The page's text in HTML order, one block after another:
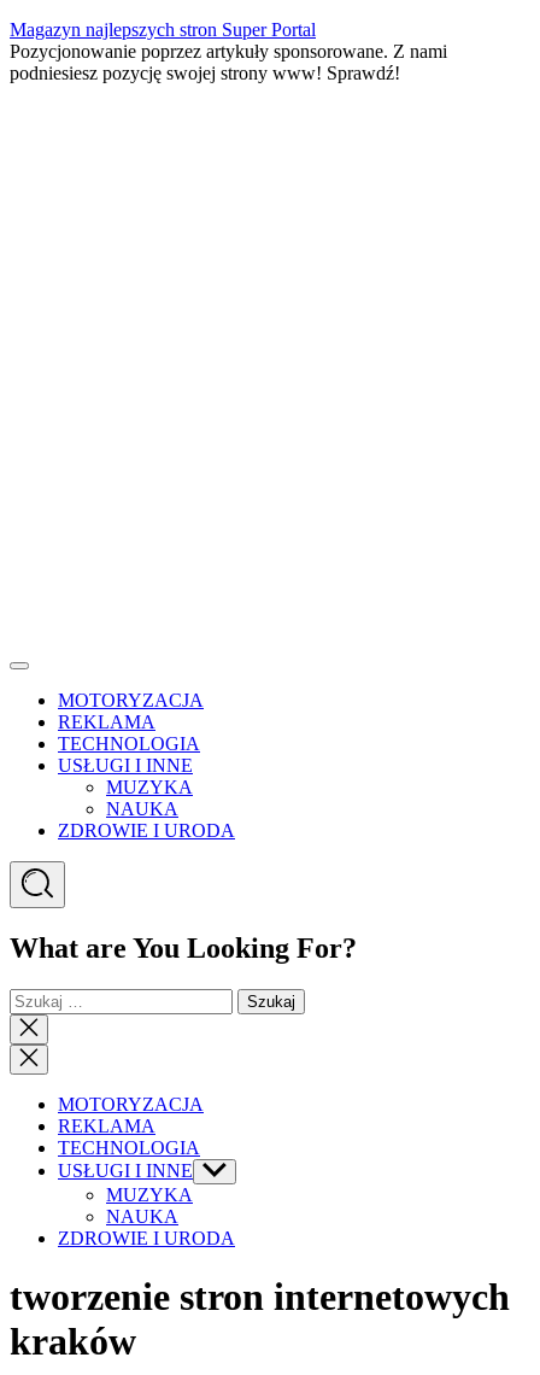
Skip
to
content
Magazyn najlepszych stron Super Portal
Pozycjonowanie poprzez artykuły sponsorowane. Z nami
podniesiesz pozycję swojej strony www! Sprawdź!
Menu
MOTORYZACJA
REKLAMA
TECHNOLOGIA
USŁUGI I INNE
MUZYKA
NAUKA
ZDROWIE I URODA
Search
What are You Looking For?
Szukaj:
Close
search
Close
Menu
MOTORYZACJA
REKLAMA
TECHNOLOGIA
USŁUGI I INNE Show
sub
MUZYKA
NAUKA
ZDROWIE I URODA
tworzenie stron internetowych
kraków